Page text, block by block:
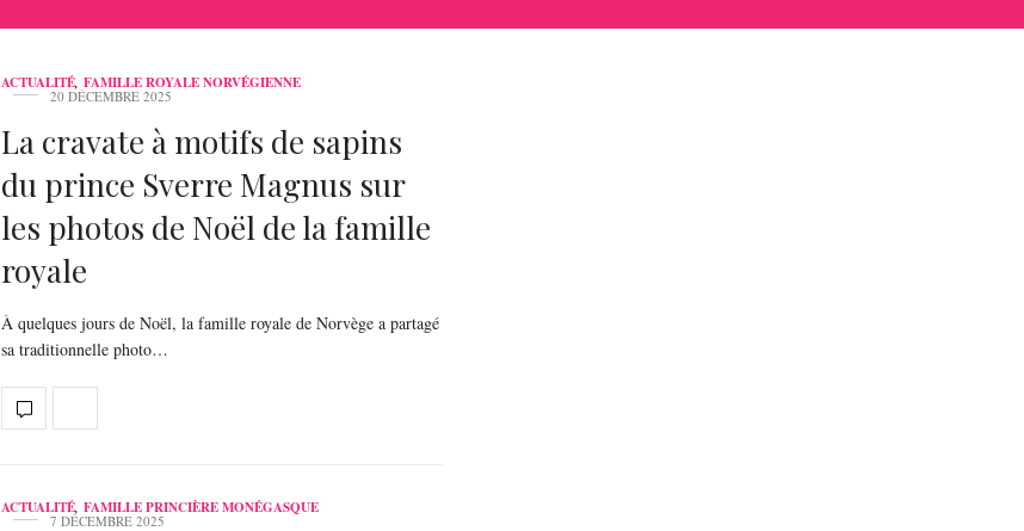
ACTUALITÉ, FAMILLE ROYALE NORVÉGIENNE
20 DÉCEMBRE 2025
La cravate à motifs de sapins
du prince Sverre Magnus sur
les photos de Noël de la famille
royale
À quelques jours de Noël, la famille royale de Norvège a partagé
sa traditionnelle photo…
ACTUALITÉ, FAMILLE PRINCIÈRE MONÉGASQUE
7 DÉCEMBRE 2025